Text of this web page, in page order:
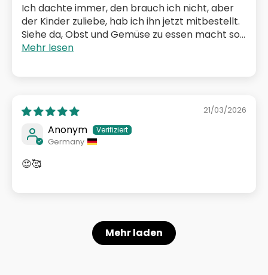
Ich dachte immer, den brauch ich nicht, aber
der Kinder zuliebe, hab ich ihn jetzt mitbestellt.
Siehe da, Obst und Gemüse zu essen macht so...
Mehr lesen
21/03/2026
Anonym
Germany
😍🥰
Mehr laden